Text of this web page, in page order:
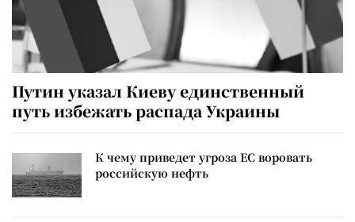
Путин указал Киеву единственный
путь избежать распада Украины
К чему приведет угроза ЕС воровать
российскую нефть